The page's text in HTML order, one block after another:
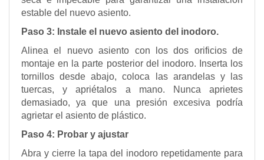
estable del nuevo asiento.
Paso 3: Instale el nuevo asiento del inodoro.
Alinea el nuevo asiento con los dos orificios de
montaje en la parte posterior del inodoro. Inserta los
tornillos desde abajo, coloca las arandelas y las
tuercas, y apriétalos a mano. Nunca aprietes
demasiado, ya que una presión excesiva podría
agrietar el asiento de plástico.
Paso 4: Probar y ajustar
Abra y cierre la tapa del inodoro repetidamente para